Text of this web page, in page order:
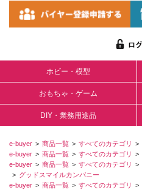
ホビー・模型
おもちゃ・ゲーム
DIY・業務用途品
e-buyer 商品一覧 すべてのカテゴリ
e-buyer
商品一覧 すべてのカテゴリ
e-buyer
商品一覧 すべてのカテゴリ
グッドスマイルカンパニー
e-buyer
商品一覧 すべてのカテゴリ